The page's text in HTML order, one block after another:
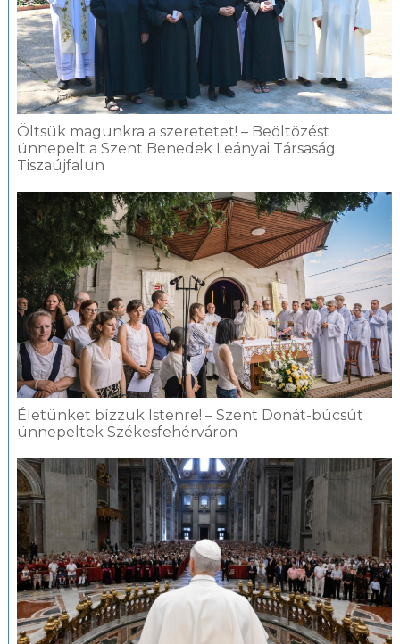
Öltsük magunkra a szeretetet! – Beöltözést
ünnepelt a Szent Benedek Leányai Társaság
Tiszaújfalun
Életünket bízzuk Istenre! – Szent Donát-búcsút
ünnepeltek Székesfehérváron